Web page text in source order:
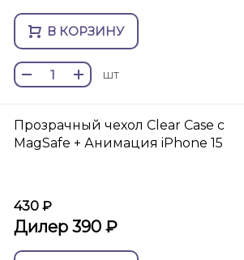
В КОРЗИНУ
шт
Прозрачный чехол Clear Case c
MagSafe + Анимация iPhone 15
430 ₽
Дилер 390 ₽